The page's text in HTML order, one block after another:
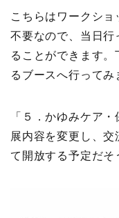
こちらはワークシ
不要なので、当日行
ることができます
るブースへ行ってみ
「５．かゆみケア
展内容を変更し、
て開放する予定だそ